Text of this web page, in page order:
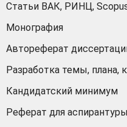
Статьи ВАК, РИНЦ,
Монография
Автореферат
Разработка темы, плана,
Кандидатский минимум
Реферат для аспирантуры